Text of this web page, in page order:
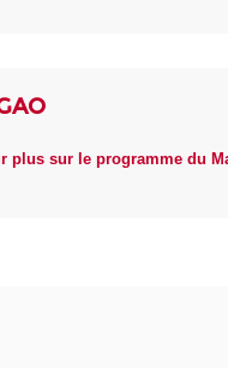
plus sur le programme du